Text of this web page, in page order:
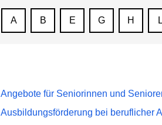
A B E G H L
Angebote für Seniorinnen und
Ausbildungsförderung bei beruflicher